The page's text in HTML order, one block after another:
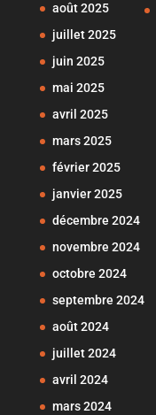
août 2025
juillet 2025
juin 2025
mai 2025
avril 2025
mars 2025
février 2025
janvier 2025
décembre 2024
novembre 2024
octobre 2024
septembre 2024
août 2024
juillet 2024
avril 2024
mars 2024